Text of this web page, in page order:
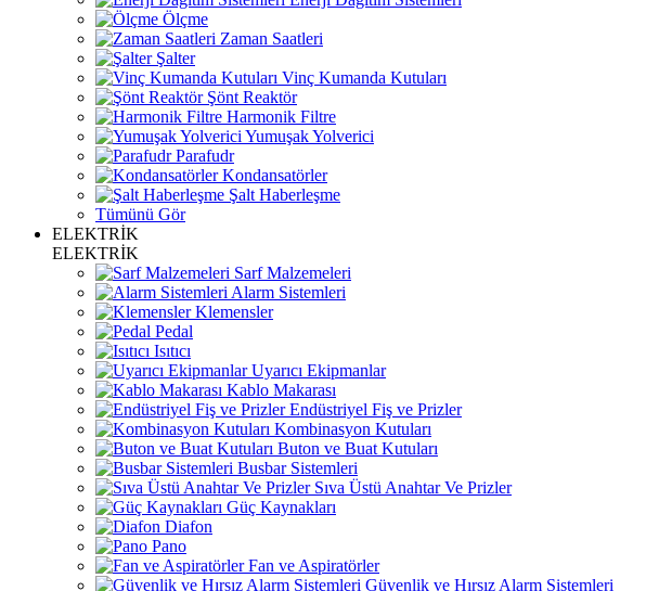
Ölçme
Zaman Saatleri
Şalter
Vinç Kumanda Kutuları
Şönt Reaktör
Harmonik Filtre
Yumuşak Yolverici
Parafudr
Kondansatörler
Şalt Haberleşme
Tümünü Gör
ELEKTRİK
ELEKTRİK
Sarf Malzemeleri
Alarm Sistemleri
Klemensler
Pedal
Isıtıcı
Uyarıcı Ekipmanlar
Kablo Makarası
Endüstriyel Fiş ve Prizler
Kombinasyon Kutuları
Buton ve Buat Kutuları
Busbar Sistemleri
Sıva Üstü Anahtar Ve Prizler
Güç Kaynakları
Diafon
Pano
Fan ve Aspiratörler
Güvenlik ve Hırsız Alarm Sistemleri